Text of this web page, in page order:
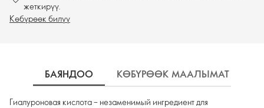
жеткирүү.
Көбүрөөк билүү
БАЯНДОО КӨБҮРӨӨК МААЛЫМАТ
Гиалуроновая кислота – незаменимый ингредиент для